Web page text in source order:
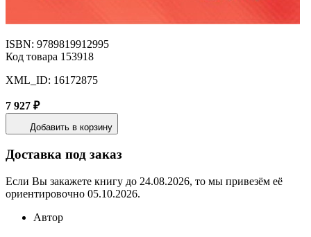
ISBN: 9789819912995
Код товара 153918
XML_ID: 16172875
7 927 ₽
Добавить в корзину
Доставка под заказ
Если Вы закажете книгу до 24.08.2026, то мы привезём её
ориентировочно 05.10.2026.
Автор